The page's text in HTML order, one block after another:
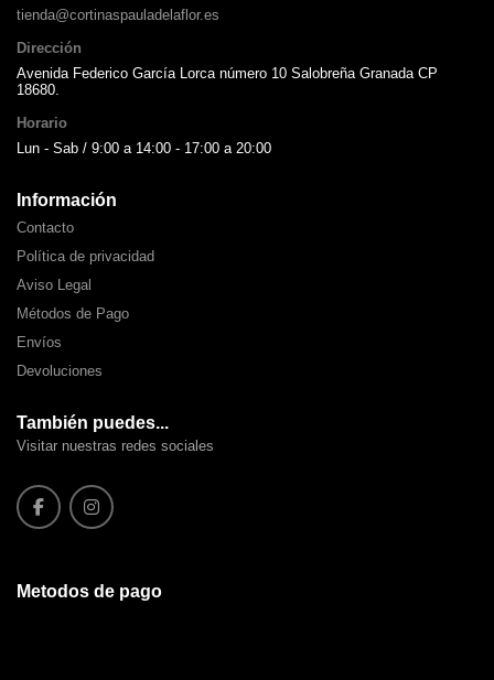
tienda@cortinaspauladelaflor.es
Dirección
Avenida Federico García Lorca número 10 Salobreña Granada CP
18680.
Horario
Lun - Sab / 9:00 a 14:00 - 17:00 a 20:00
Información
Contacto
Política de privacidad
Aviso Legal
Métodos de Pago
Envíos
Devoluciones
También puedes...
Visitar nuestras redes sociales
Metodos de pago